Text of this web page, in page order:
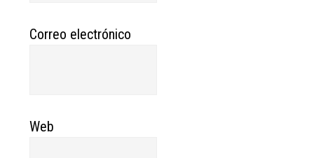
Correo electrónico
Web